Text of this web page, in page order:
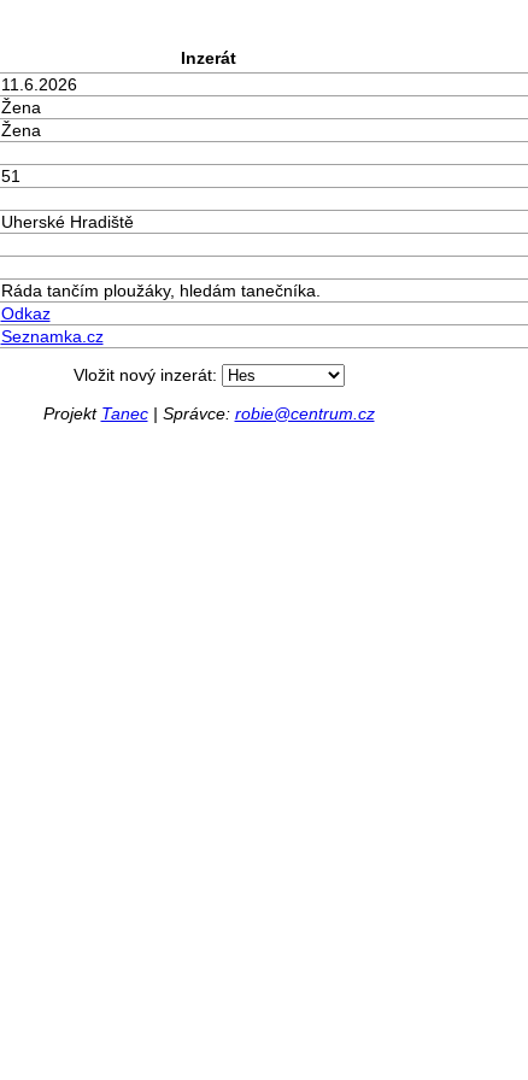
Inzerát
11.6.2026
Žena
Žena
51
Uherské Hradiště
Ráda tančím ploužáky, hledám tanečníka.
Odkaz
Seznamka.cz
Vložit nový inzerát:
Projekt Tanec| Správce: robie@centrum.cz